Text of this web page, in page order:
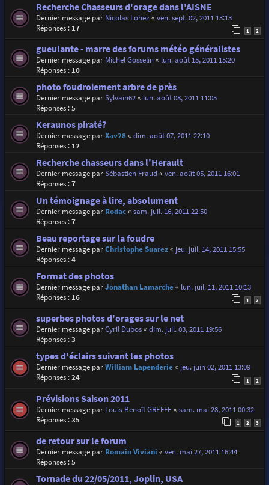
Recherche Chasseurs d'orage dans l'AISNE
Dernier message par Nicolas Lohez« ven. sept. 02, 2011 13:13
Réponses : 17 1 2
gueulante - marre des forums météo généralistes
Dernier message par Michel Gosselin« lun. août 15, 2011 15:20
Réponses : 10
photo foudroiement arbre de près
Dernier message parSylvain62« lun. août 08, 2011 11:05
Réponses :5
Keraunos piraté?
Dernier message parXav28« dim. août 07, 2011 22:10
Réponses : 12
Recherche chasseurs dans l'Herault
Dernier message parSébastien Fraud« ven. août 05, 2011 16:01
Réponses :7
Un témoignage à lire, absolument
Dernier message par Rodac« sam. juil. 16, 2011 22:50
Réponses :7
Beau reportage sur la foudre
Dernier message parChristophe Suarez« jeu. juil. 14, 2011 15:55
Réponses :4
Format des photos
Dernier message parJonathan Lamarche« lun. juil. 11, 2011 10:13
Réponses : 16 1 2
superbes photos d'orages sur le net
Dernier message parCyril Dubos« dim. juil. 03, 2011 19:56
Réponses :3
types d'éclairs suivant les photos
Dernier message parWilliam Lapenderie« jeu. juin 02, 2011 13:09
Réponses :24 1 2
Prévisions Saison 2011
Dernier message par Louis-Benoît GREFFE« sam. mai 28, 2011 00:32
Réponses :35 1 2 3
de retour sur le forum
Dernier message par Romain Viviani « ven. mai 27, 2011 16:44
Réponses :5
Tornade du 22/05/2011, Joplin, USA